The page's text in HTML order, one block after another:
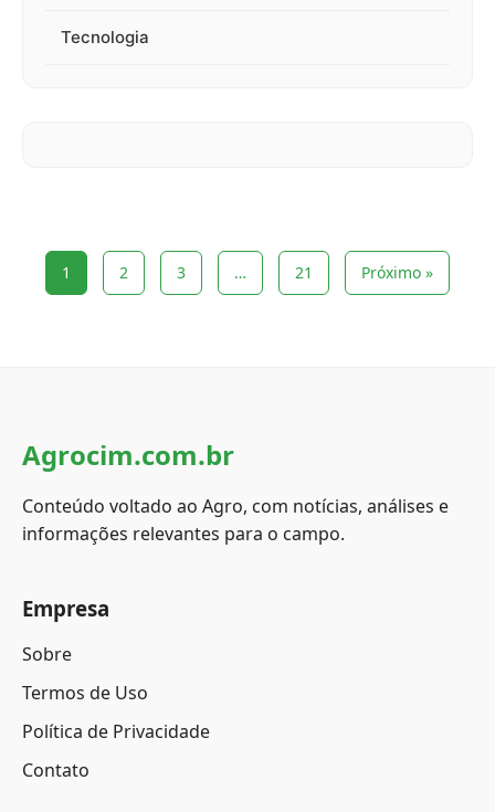
Tecnologia
1 2 3 … 21 Próximo »
Agrocim.com.br
Conteúdo voltado ao Agro, com notícias, análises e
informações relevantes para o campo.
Empresa
Sobre
Termos de Uso
Política de Privacidade
Contato